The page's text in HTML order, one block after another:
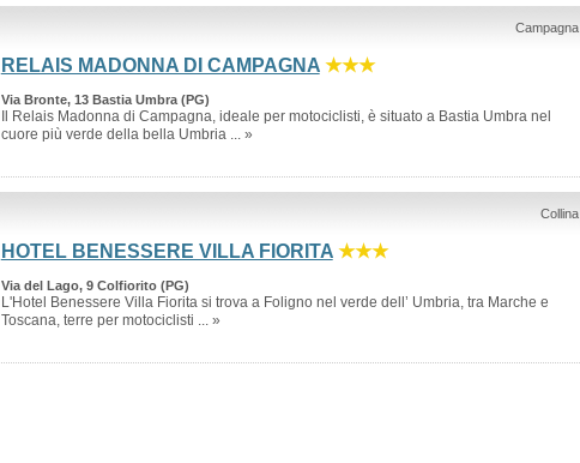
Campagna
RELAIS MADONNA DI CAMPAGNA ★★★
Via Bronte, 13 Bastia Umbra (PG)
Il Relais Madonna di Campagna, ideale per motociclisti, è situato a Bastia Umbra nel
cuore più verde della bella Umbria ... »
Collina
HOTEL BENESSERE VILLA FIORITA ★★★
Via del Lago, 9 Colfiorito (PG)
L'Hotel Benessere Villa Fiorita si trova a Foligno nel verde dell’ Umbria, tra Marche e
Toscana, terre per motociclisti ... »